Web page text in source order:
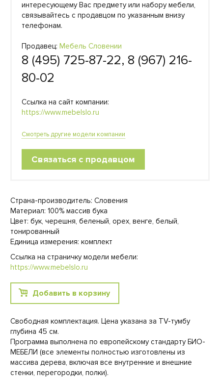
интересующему Вас предмету или набору мебели,
связывайтесь с продавцом по указанным внизу
телефонам.
Продавец: Мебель Словении
8 (495) 725-87-22, 8 (967) 216-
80-02
Ссылка на сайт компании:
https://www.mebelslo.ru
Смотреть другие модели компании
Связаться с продавцом
Страна-производитель: Словения
Материал: 100% массив бука
Цвет: бук, черешня, беленый, орех, венге, белый,
тонированный
Единица измерения: комплект
Ссылка на страничку модели мебели:
https://www.mebelslo.ru
Добавить в корзину
Свободная комплектация. Цена указана за TV-тумбу
глубина 45 см.
Программа выполнена по европейскому стандарту БИО-
МЕБЕЛИ (все элементы полностью изготовлены из
массива дерева, включая все внутренние и внешние
стенки, перегородки, полки).